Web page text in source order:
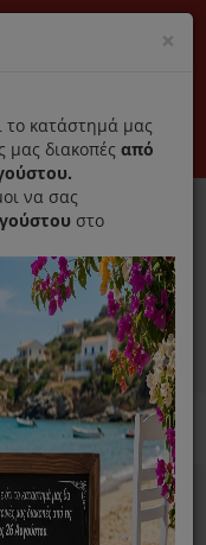
Εταιρεία Επικοινωνία
0
MENU
×
κατάστημά μας
μας διακοπές από
να σας
στο